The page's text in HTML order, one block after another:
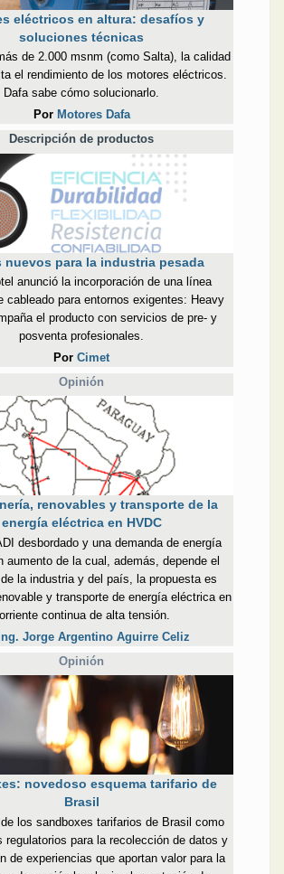
eléctricos en altura: desafíos y
soluciones técnicas
de 2.000 msnm (como Salta), la calidad
el rendimiento de los motores eléctricos.
Dafa sabe cómo solucionarlo.
Por Motores Dafa
Descripción de productos
nuevos para la industria pesada
anunció la incorporación de una línea
cableado para entornos exigentes: Heavy
el producto con servicios de pre- y
posventa profesionales.
Por Cimet
Opinión
renovables y transporte de la
energía eléctrica en HVDC
desbordado y una demanda de energía
aumento de la cual, además, depende el
la industria y del país, la propuesta es
y transporte de energía eléctrica en
continua de alta tensión.
Ing. Jorge Argentino Aguirre Celiz
Opinión
novedoso esquema tarifario de
Brasil
los sandboxes tarifarios de Brasil como
regulatorios para la recolección de datos y
de experiencias que aportan valor para la